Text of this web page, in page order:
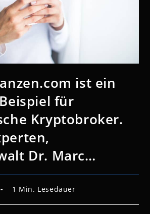
ist ein
für
Kryptobroker.
Dr. Marc…
Lesedauer:
1 Min. Lesedauer